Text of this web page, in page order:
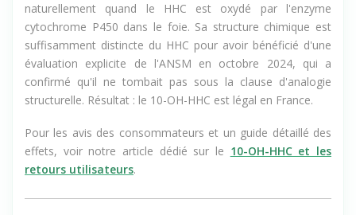
naturellement quand le HHC est oxydé par l'enzyme
cytochrome P450 dans le foie. Sa structure chimique est
suffisamment distincte du HHC pour avoir bénéficié d'une
évaluation explicite de l'ANSM en octobre 2024, qui a
confirmé qu'il ne tombait pas sous la clause d'analogie
structurelle. Résultat : le 10-OH-HHC est légal en France.
Pour les avis des consommateurs et un guide détaillé des
effets, voir notre article dédié sur le 10-OH-HHC et les
retours utilisateurs.